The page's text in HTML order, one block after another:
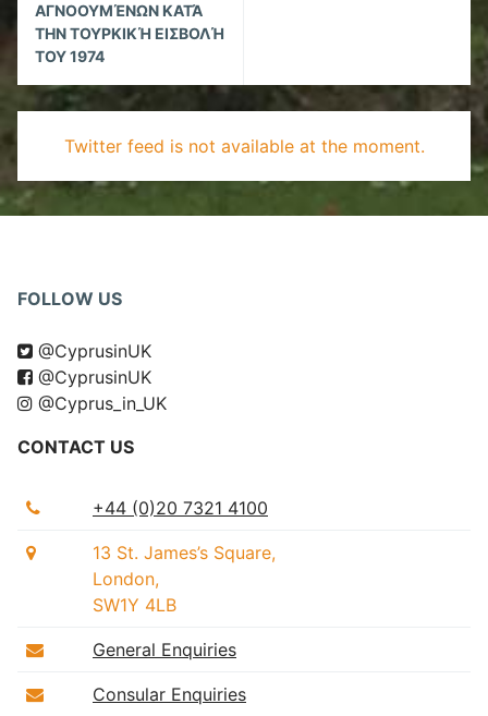
ΑΓΝΟΟΥΜΈΝΩΝ ΚΑΤΆ
ΤΗΝ ΤΟΥΡΚΙΚΉ ΕΙΣΒΟΛΉ
ΤΟΥ 1974
Twitter feed is not available at the moment.
FOLLOW US
@CyprusinUK
@CyprusinUK
@Cyprus_in_UK
CONTACT US
+44 (0)20 7321 4100
13 St. James’s Square,
London,
SW1Y 4LB
General Enquiries
Consular Enquiries